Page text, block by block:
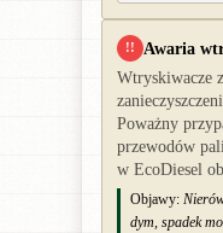
!! Awaria
Wtryskiwacze
Poważny
przewodów
w EcoDiesel
Objawy:
dym, spadek